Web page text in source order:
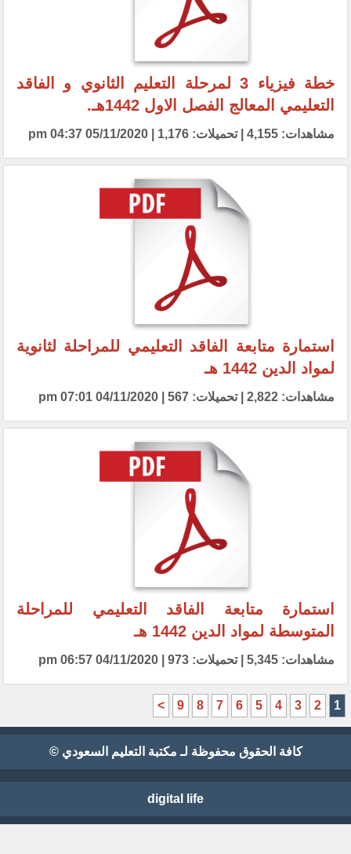
خطة فيزياء 3 لمرحلة التعليم الثانوي و الفاقد
التعليمي المعالج الفصل الاول 1442هـ.
مشاهدات: 4,155 | تحميلات: 1,176 | 05/11/2020 04:37 pm
استمارة متابعة الفاقد التعليمي للمراحلة لثانوية
لمواد الدين 1442 هـ
مشاهدات: 2,822 | تحميلات: 567 | 04/11/2020 07:01 pm
استمارة متابعة الفاقد التعليمي للمراحلة
المتوسطة لمواد الدين 1442 هـ
مشاهدات: 5,345 | تحميلات: 973 | 04/11/2020 06:57 pm
1
2
3
4
5
6
7
8
9
>
كافة الحقوق محفوظة لـ مكتبة التعليم السعودي ©
digital life